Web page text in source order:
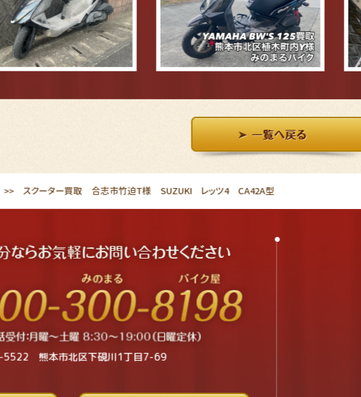
スクーター買取 合志市竹迫T様 SUZUKI レッツ4 CA42A型
5522 熊本市北区下硯川1丁目7-69